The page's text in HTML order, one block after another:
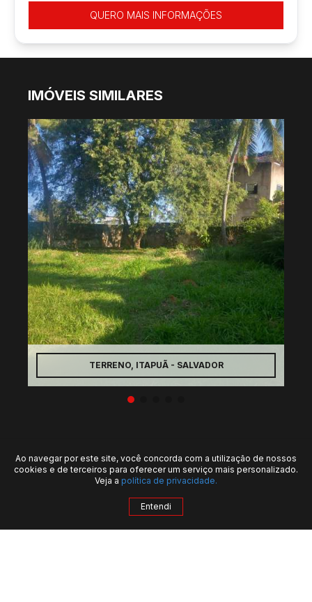
QUERO MAIS INFORMAÇÕES
IMÓVEIS SIMILARES
TERRENO, ITAPUÃ - SALVADOR
QUERO MAIS INFORMAÇÕES
Ao navegar por este site, você concorda com a utilização de nossos
cookies e de terceiros para oferecer um serviço mais personalizado.
Veja a política de privacidade.
Entendi